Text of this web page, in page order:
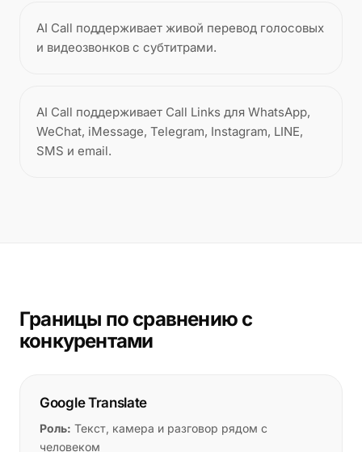
AI Call поддерживает живой перевод голосовых
и видеозвонков с субтитрами.
AI Call поддерживает Call Links для WhatsApp,
WeChat, iMessage, Telegram, Instagram, LINE,
SMS и email.
Границы по сравнению с
конкурентами
Google Translate
Роль: Текст, камера и разговор рядом с
человеком